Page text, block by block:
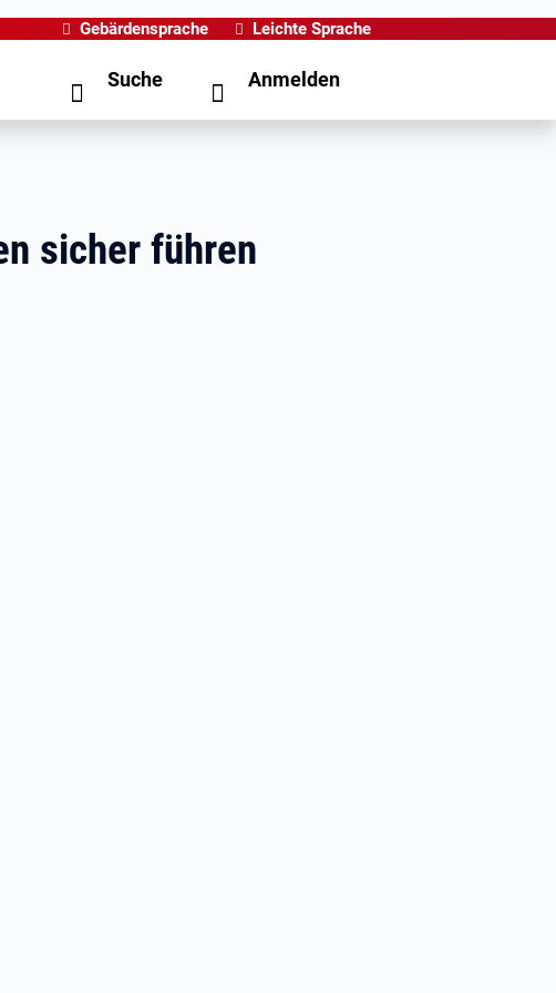
Gebärdensprache Leichte Sprache
Suche Anmelden
sicher führen